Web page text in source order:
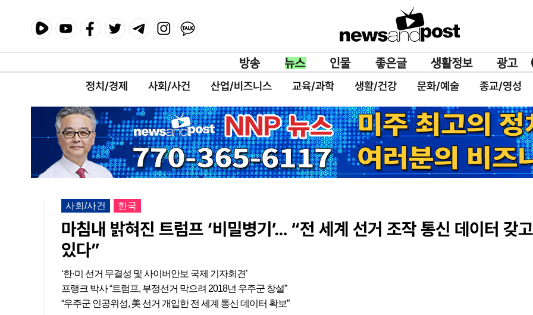
정치/경제 사회/사건 산업/비즈니스 교육/과학 생활/건강 문화/예술 종교/영성
사회/사건 한국
마침내 밝혀진 트럼프 ‘비밀병기’… “전 세계 선거 조작 통신 데이터 갖고
있다”
‘한·미 선거 무결성 및 사이버안보 국제 기자회견’
프랭크 박사 “트럼프, 부정선거 막으려 2018년 우주군 창설”
“우주군 인공위성, 美 선거 개입한 전 세계 통신 데이터 확보”